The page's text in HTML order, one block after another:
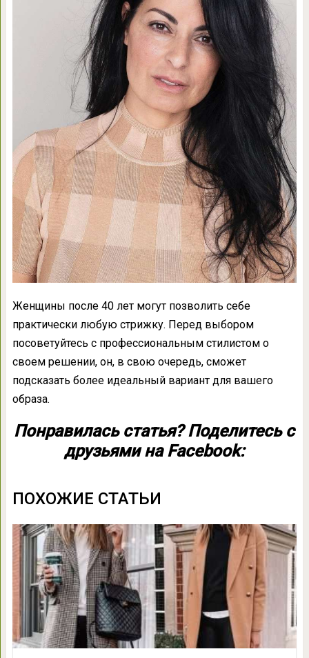
Женщины после 40 лет могут позволить себе
практически любую стрижку. Перед выбором
посоветуйтесь с профессиональным стилистом о
своем решении, он, в свою очередь, сможет
подсказать более идеальный вариант для вашего
образа.
Понравилась статья? Поделитесь с
друзьями на Facebook:
ПОХОЖИЕ СТАТЬИ